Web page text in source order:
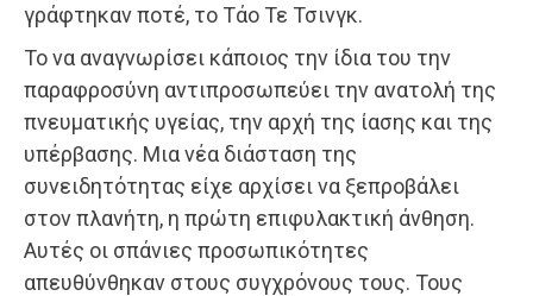
γράφτηκαν ποτέ, το Τάο Τε Τσινγκ.
Το να αναγνωρίσει κάποιος την ίδια του την
παραφροσύνη αντιπροσωπεύει την ανατολή της
πνευματικής υγείας, την αρχή της ίασης και της
υπέρβασης. Μια νέα διάσταση της
συνειδητότητας είχε αρχίσει να ξεπροβάλει
στον πλανήτη, η πρώτη επιφυλακτική άνθηση.
Αυτές οι σπάνιες προσωπικότητες
απευθύνθηκαν στους συγχρόνους τους. Τους